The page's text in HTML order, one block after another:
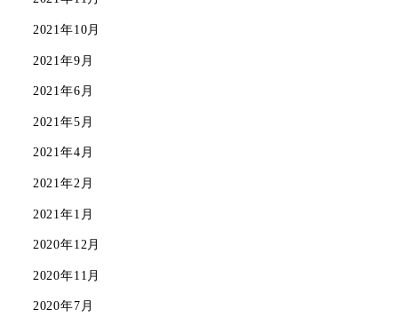
2021年10月
2021年9月
2021年6月
2021年5月
2021年4月
2021年2月
2021年1月
2020年12月
2020年11月
2020年7月